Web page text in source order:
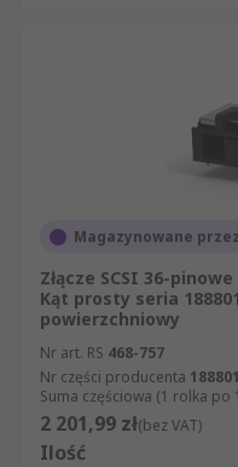
Magazynowane
Złącze SCSI 36-
Kąt prosty seria
powierzchniowy
Nr art. RS 468-757
Nr części producenta
Suma częściowa (1 rolka po
2 201,99 zł(bez VAT)
Ilość